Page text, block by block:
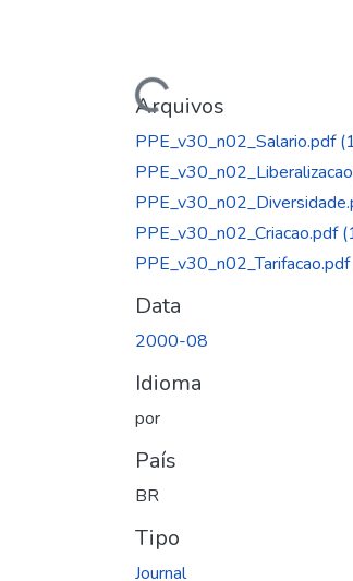
Carregando...
Arquivos
PPE_v30_n02_Salario.pdf
PPE_v30_n02_Criacao.pdf
PPE_v30_n02_Tarifacao.pdf
Data
2000-08
Idioma
por
País
BR
Tipo
Journal